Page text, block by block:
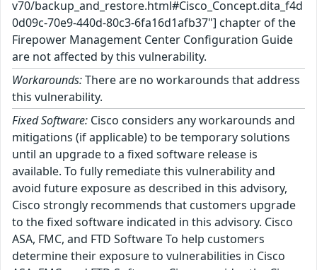
v70/backup_and_restore.html#Cisco_Concept.dita_f4d
0d09c-70e9-440d-80c3-6fa16d1afb37"] chapter of the
Firepower Management Center Configuration Guide
are not affected by this vulnerability.
Workarounds:There are no workarounds that address
this vulnerability.
Fixed Software: Cisco considers any workarounds and
mitigations (if applicable) to be temporary solutions
until an upgrade to a fixed software release is
available. To fully remediate this vulnerability and
avoid future exposure as described in this advisory,
Cisco strongly recommends that customers upgrade
to the fixed software indicated in this advisory. Cisco
ASA, FMC, and FTD Software To help customers
determine their exposure to vulnerabilities in Cisco